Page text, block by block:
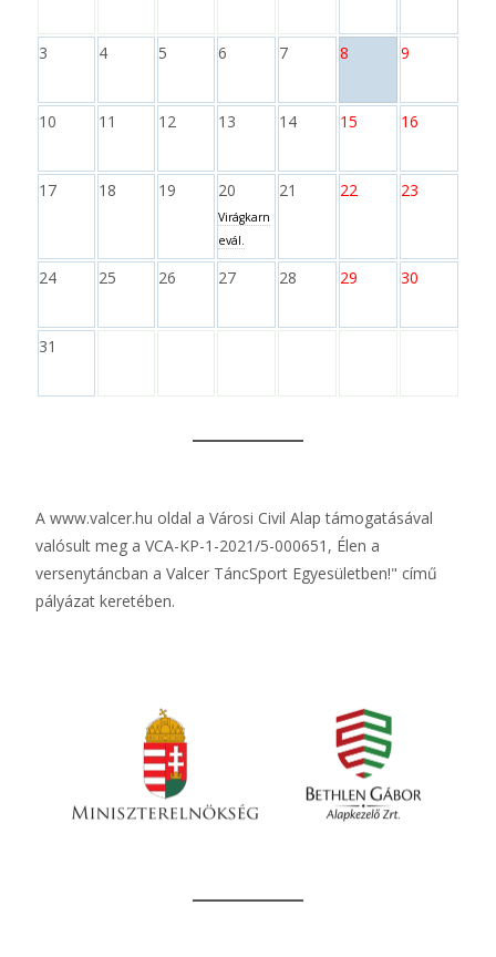
3 4 5 6 7 8 9
10 11 12 13 14 15 16
17 18 19 20
Virágkarn
evál.
21 22 23
24 25 26 27 28 29 30
31
A www.valcer.hu oldal a Városi Civil Alap támogatásával
valósult meg a VCA-KP-1-2021/5-000651, Élen a
versenytáncban a Valcer TáncSport Egyesületben!" című
pályázat keretében.